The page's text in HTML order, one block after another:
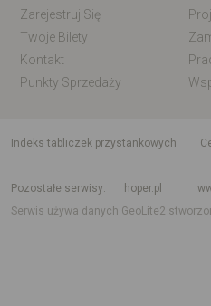
Zarejestruj Się
Twoje Bilety
Kontakt
Punkty Sprzedaży
indeks tabliczek przystankowych
Pozostałe serwisy
hoper.pl
Serwis używa danych GeoLite2